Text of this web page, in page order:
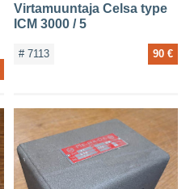
Virtamuuntaja Celsa type
ICM 3000 / 5
# 7113 90 €